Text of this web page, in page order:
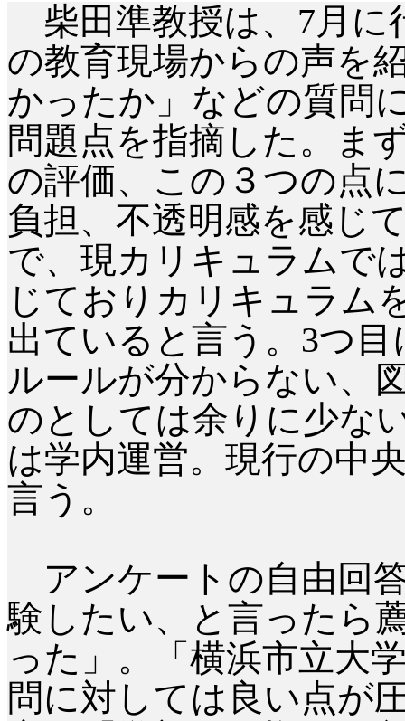
柴田準教授は、 7月に
の教育現場からの声を
かったか」などの質問
問題点を指摘した。ま
の評価、この３つの点
負担、不透明感を感じ
で、現カリキュラムで
じておりカリキュラム
出ていると言う。3つ
ルールが分からない、
のとしては余りに少な
は学内運営。現行の中
言う。
アンケートの自由回
験したい、と言ったら
った」。「横浜市立大
問に対しては良い点が